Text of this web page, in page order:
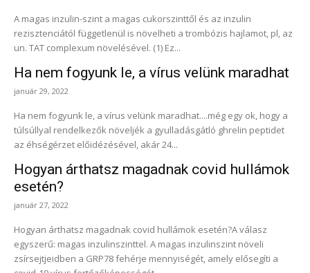
A magas inzulin-szint a magas cukorszinttől és az inzulin
rezisztenciától függetlenül is növelheti a trombózis hajlamot, pl, az
un. TAT complexum növelésével. (1) Ez...
Ha nem fogyunk le, a vírus velünk maradhat
január 29, 2022
Ha nem fogyunk le, a vírus velünk maradhat....még egy ok, hogy a
túlsúllyal rendelkezők növeljék a gyulladásgátló ghrelin peptidet
az éhségérzet előidézésével, akár 24...
Hogyan árthatsz magadnak covid hullámok
esetén?
január 27, 2022
Hogyan árthatsz magadnak covid hullámok esetén?A válasz
egyszerű: magas inzulinszinttel. A magas inzulinszint növeli
zsírsejtjeidben a GRP78 fehérje mennyiségét, amely elősegíti a